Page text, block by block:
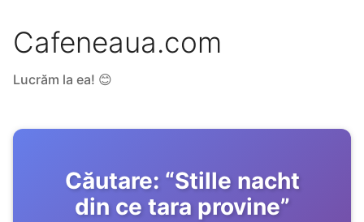
Cafeneaua.com
Lucrăm la ea! 😊
Căutare: “Stille nacht
din ce tara provine”